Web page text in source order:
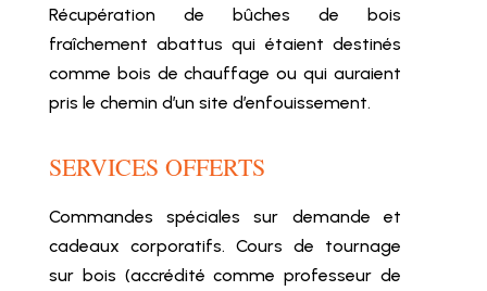
Récupération de bûches de bois
fraîchement abattus qui étaient destinés
comme bois de chauffage ou qui auraient
pris le chemin d’un site d’enfouissement.
SERVICES OFFERTS
Commandes spéciales sur demande et
cadeaux corporatifs. Cours de tournage
sur bois (accrédité comme professeur de